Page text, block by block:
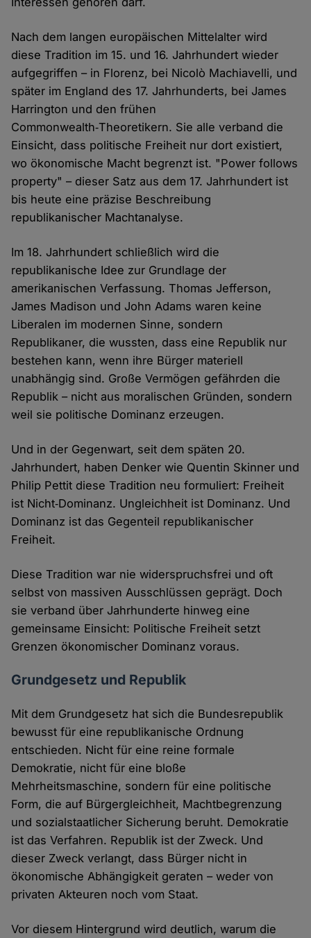
Nach dem langen europäischen Mittelalter wird
diese Tradition im 15. und 16. Jahrhundert wieder
aufgegriffen – in Florenz, bei Nicolò Machiavelli, und
später im England des 17. Jahrhunderts, bei James
Harrington und den frühen
Commonwealth‑Theoretikern. Sie alle verband die
Einsicht, dass politische Freiheit nur dort existiert,
wo ökonomische Macht begrenzt ist. "Power follows
property" – dieser Satz aus dem 17. Jahrhundert ist
bis heute eine präzise Beschreibung
republikanischer Machtanalyse.
Im 18. Jahrhundert schließlich wird die
republikanische Idee zur Grundlage der
amerikanischen Verfassung. Thomas Jefferson,
James Madison und John Adams waren keine
Liberalen im modernen Sinne, sondern
Republikaner, die wussten, dass eine Republik nur
bestehen kann, wenn ihre Bürger materiell
unabhängig sind. Große Vermögen gefährden die
Republik – nicht aus moralischen Gründen, sondern
weil sie politische Dominanz erzeugen.
Und in der Gegenwart, seit dem späten 20.
Jahrhundert, haben Denker wie Quentin Skinner und
Philip Pettit diese Tradition neu formuliert: Freiheit
ist Nicht‑Dominanz. Ungleichheit ist Dominanz. Und
Dominanz ist das Gegenteil republikanischer
Freiheit.
Diese Tradition war nie widerspruchsfrei und oft
selbst von massiven Ausschlüssen geprägt. Doch
sie verband über Jahrhunderte hinweg eine
gemeinsame Einsicht: Politische Freiheit setzt
Grenzen ökonomischer Dominanz voraus.
Grundgesetz und Republik
Mit dem Grundgesetz hat sich die Bundesrepublik
bewusst für eine republikanische Ordnung
entschieden. Nicht für eine reine formale
Demokratie, nicht für eine bloße
Mehrheitsmaschine, sondern für eine politische
Form, die auf Bürgergleichheit, Machtbegrenzung
und sozialstaatlicher Sicherung beruht. Demokratie
ist das Verfahren. Republik ist der Zweck. Und
dieser Zweck verlangt, dass Bürger nicht in
ökonomische Abhängigkeit geraten – weder von
privaten Akteuren noch vom Staat.
Vor diesem Hintergrund wird deutlich, warum die